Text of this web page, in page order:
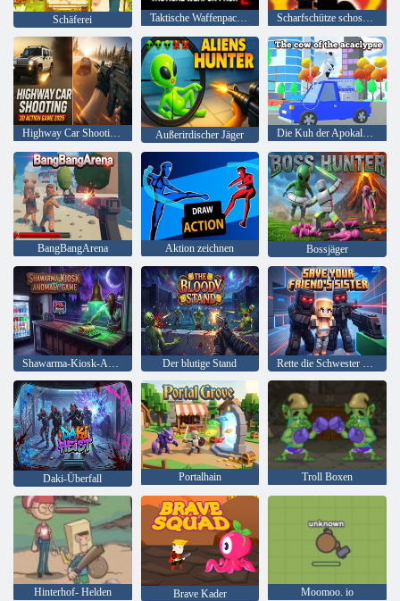
Schäferei Taktische Waffenpackung 2 Scharfschütze schoss 3D
Highway Car Shooting 3D-Actionspiel 2025 Außerirdischer Jäger Die Kuh der Apokalypse
BangBangArena Aktion zeichnen Bossjäger
Shawarma-Kiosk-Anomalie-Spiel Der blutige Stand Rette die Schwester deines Freundes
Daki-Überfall Portalhain Troll Boxen
Hinterhof- Helden Brave Kader Moomoo. io